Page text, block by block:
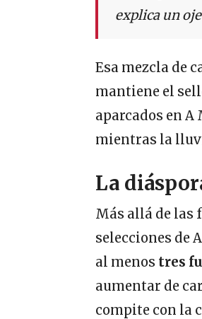
explica un
Esa mezcla de
mantiene el
aparcados en
mientras la
La
Más allá de las
selecciones de
al menos tres
aumentar de
compite con la